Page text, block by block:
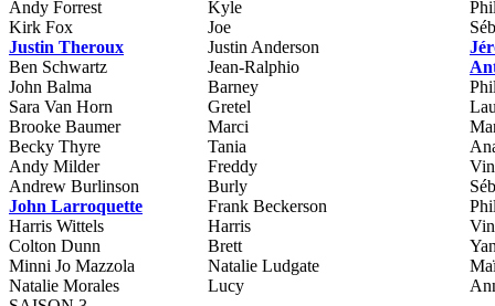
Andy Forrest Kyle
Kirk Fox
Joe
Justin Theroux
Justin Anderson
Ben Schwartz
Jean-Ralphio
John Balma
Barney
Sara Van Horn
Gretel
Brooke Baumer
Marci
Becky Thyre
Tania
Andy Milder
Freddy
Andrew Burlinson
Burly
John Larroquette
Frank Beckerson
Harris Wittels
Harris
Colton Dunn
Brett
Minni Jo Mazzola
Natalie Ludgate
Natalie Morales
Lucy